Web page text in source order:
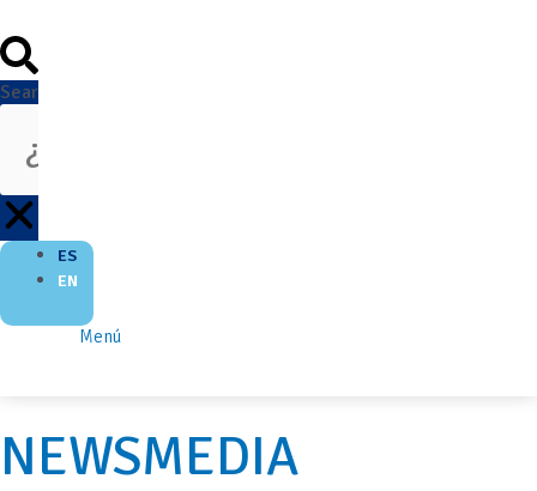
Search
ES
EN
Menú
NEWSMEDIA